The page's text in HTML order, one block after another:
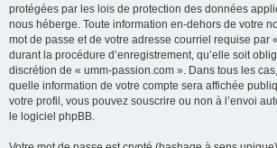
protégées par les lois de protection des données
nous héberge. Toute information en-dehors de votre
mot de passe et de votre adresse courriel requise par
durant la procédure d’enregistrement, qu’elle soit
discrétion de « umm-passion.com ». Dans tous les
quelle information de votre compte sera affichée
votre profil, vous pouvez souscrire ou non à l’envoi
le logiciel phpBB.